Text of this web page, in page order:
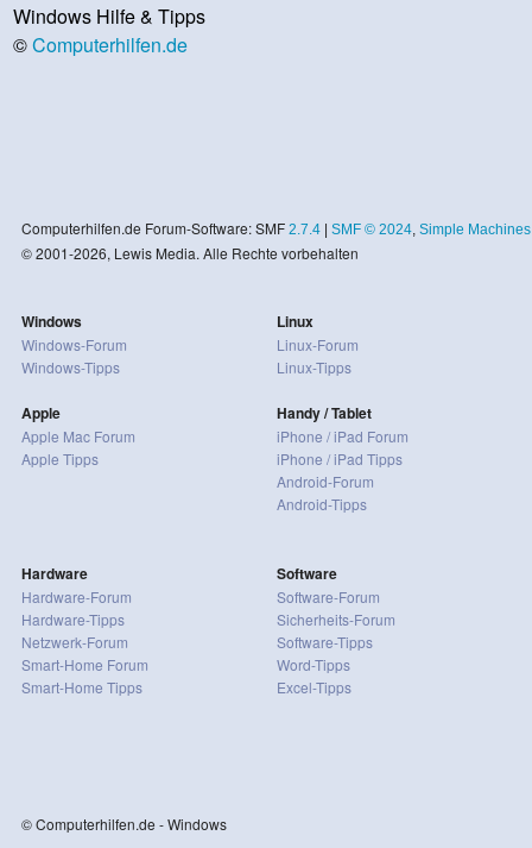
Windows Hilfe & Tipps
©Computerhilfen.de
Computerhilfen.de Forum-Software: SMF 2.7.4| SMF © 2024, Simple Machines
© 2001-2026, Lewis Media. Alle Rechte vorbehalten
Windows
Windows-Forum
Windows-Tipps
Apple
Apple Mac Forum
Apple Tipps
Linux
Linux-Forum
Linux-Tipps
Handy / Tablet
iPhone / iPad Forum
iPhone / iPad Tipps
Android-Forum
Android-Tipps
Hardware
Hardware-Forum
Hardware-Tipps
Netzwerk-Forum
Smart-Home Forum
Smart-Home Tipps
Software
Software-Forum
Sicherheits-Forum
Software-Tipps
Word-Tipps
Excel-Tipps
© Computerhilfen.de - Windows